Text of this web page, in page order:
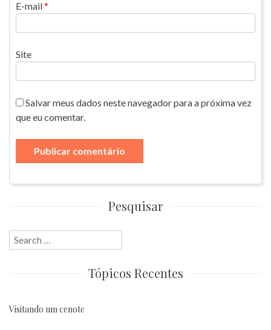
E-mail*
Site
Salvar meus dados neste navegador para a próxima vez
que eu comentar.
Pesquisar
Search
for:
Tópicos Recentes
Visitando um cenote